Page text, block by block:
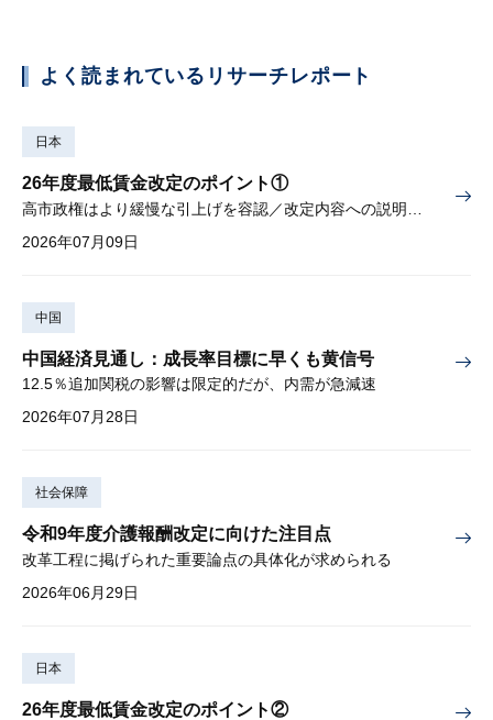
よく読まれているリサーチレポート
日本
26年度最低賃金改定のポイント①
2026年07月09日
中国
中国経済見通し：成長率目標に早くも黄信号
12.5％追加関税の影響は限定的だが、内需が急減速
2026年07月28日
社会保障
令和9年度介護報酬改定に向けた注目点
改革工程に掲げられた重要論点の具体化が求められる
2026年06月29日
日本
26年度最低賃金改定のポイント②